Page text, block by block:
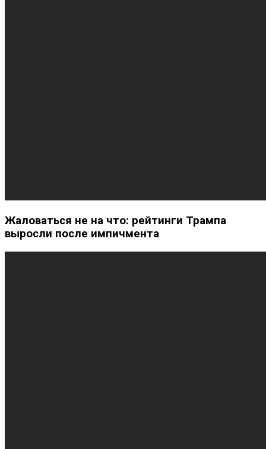
Жаловаться не на что: рейтинги Трампа
выросли после импичмента